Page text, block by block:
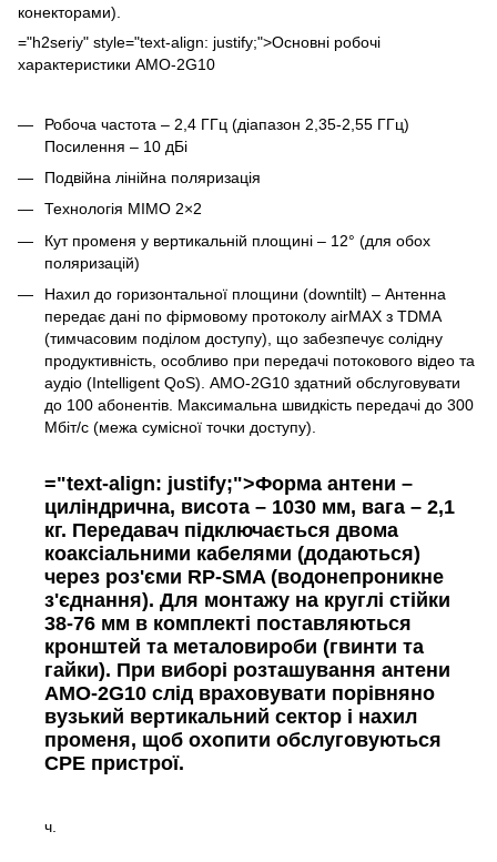
конекторами).
="h2seriy" style="text-align: justify;">Основні робочі
характеристики AMO-2G10
Робоча частота – 2,4 ГГц (діапазон 2,35-2,55 ГГц)
Посилення – 10 дБі
Подвійна лінійна поляризація
Технологія MIMO 2×2
Кут променя у вертикальній площині – 12° (для обох
поляризацій)
Нахил до горизонтальної площини (downtilt) – Антенна
передає дані по фірмовому протоколу airMAX з TDMA
(тимчасовим поділом доступу), що забезпечує солідну
продуктивність, особливо при передачі потокового відео та
аудіо (Intelligent QoS). AMO-2G10 здатний обслуговувати
до 100 абонентів. Максимальна швидкість передачі до 300
Мбіт/с (межа сумісної точки доступу).
="text-align: justify;">Форма антени –
циліндрична, висота – 1030 мм, вага – 2,1
кг. Передавач підключається двома
коаксіальними кабелями (додаються)
через роз'єми RP-SMA (водонепроникне
з'єднання). Для монтажу на круглі стійки
38-76 мм в комплекті поставляються
кронштей та металовироби (гвинти та
гайки). При виборі розташування антени
AMO-2G10 слід враховувати порівняно
вузький вертикальний сектор і нахил
променя, щоб охопити обслуговуються
CPE пристрої.
ч.